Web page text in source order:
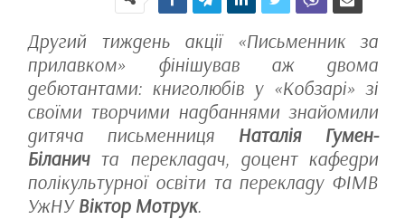
Другий тиждень акції «Письменник за
прилавком» фінішував аж двома
дебютантами: книголюбів у «Кобзарі» зі
своїми творчими надбаннями знайомили
дитяча письменниця Наталія Гумен-
Біланичта перекладач, доцент кафедри
полікультурної освіти та перекладу ФІМВ
УжНУВіктор Мотрук.